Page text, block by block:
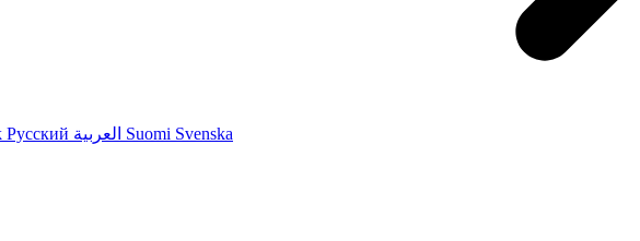
Русский Suomi Svenska